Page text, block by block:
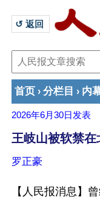
↺ 返回
首页 › 分栏目 › 内
2026年6月30日 发表
王岐山被软禁
罗正豪
【人民报消息】